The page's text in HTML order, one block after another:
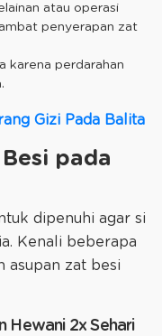
atau operasi
penyerapan zat
karena perdarahan
Gizi Pada Balita
pada
dipenuhi agar si
Kenali beberapa
asupan zat besi
Hewani 2x Sehari